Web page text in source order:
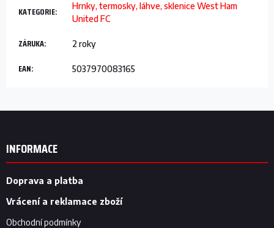
KATEGORIE:
Hrnky, termosky, láhve, sklenice West Ham
United FC
ZÁRUKA: 2 roky
EAN: 5037970083165
Z
INFORMACE
Doprava a platba
Vrácení a reklamace zboží
Obchodní podmínky